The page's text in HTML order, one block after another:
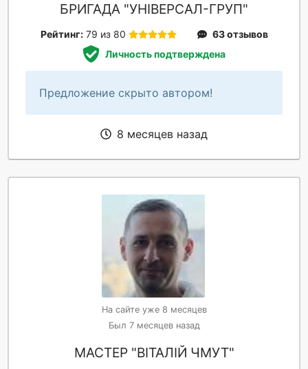
БРИГАДА "УНІВЕРСАЛ-ГРУП"
Рейтинг: 79 из 80
63 отзывов
Личность подтверждена
Предложение скрыто автором!
8 месяцев назад
На сайте уже 8 месяцев
Был 7 месяцев назад
МАСТЕР "ВІТАЛІЙ ЧМУТ"